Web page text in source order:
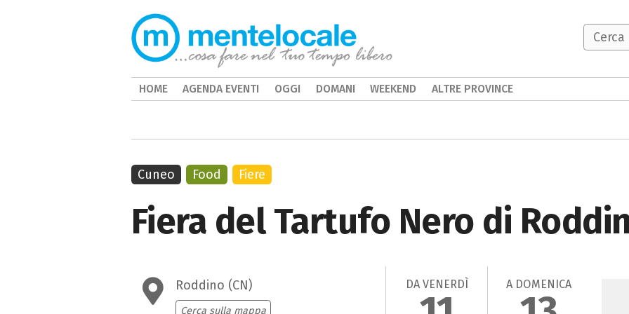
Fiera del Tartufo Nero di
Roddino (CN)
Cerca sulla mappa
DA VENERDÌ A DOMENICA
Cuneo Food Fiere
HOME AGENDA EVENTI OGGI DOMANI WEEKEND ALTRE PROVINCE